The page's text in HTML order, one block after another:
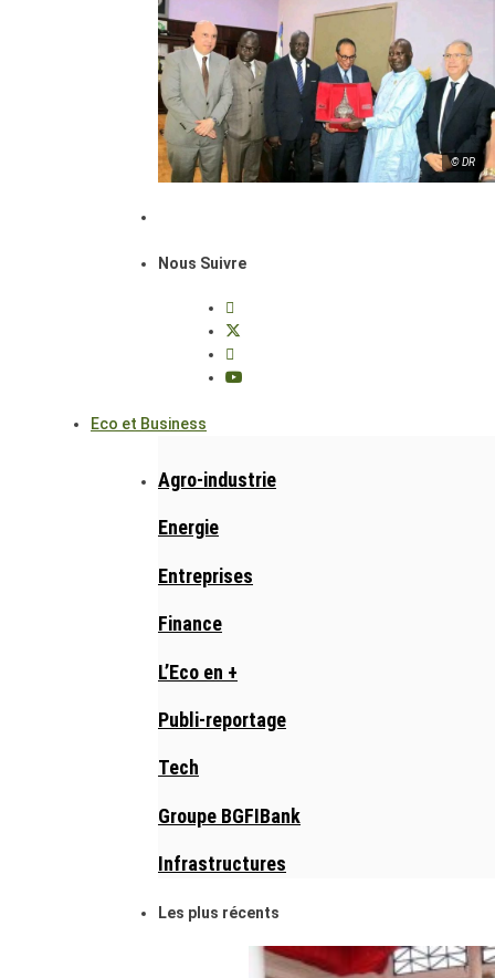
© DR
Nous Suivre
Eco et Business
Agro-industrie
Energie
Entreprises
Finance
L’Eco en +
Publi-reportage
Tech
Groupe BGFIBank
Infrastructures
Les plus récents